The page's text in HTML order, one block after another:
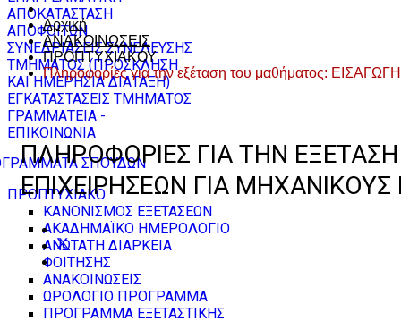
ΑΠΟΚΑΤΑΣΤΑΣΗ
ΑΠΟΦΟΙΤΩΝ
ΣΥΝΕΔΡΙΑΣΕΙΣ ΣΥΝΕΛΕΥΣΗΣ
ΤΜΗΜΑΤΟΣ (ΠΡΟΣΚΛΗΣΗ
ΚΑΙ ΗΜΕΡΗΣΙΑ ΔΙΑΤΑΞΗ)
ΕΓΚΑΤΑΣΤΑΣΕΙΣ ΤΜΗΜΑΤΟΣ
ΓΡΑΜΜΑΤΕΙΑ -
ΕΠΙΚΟΙΝΩΝΙΑ
ΣΠΟΥΔΩΝ
ΠΡΟΠΤΥΧΙΑΚΟ
ΚΑΝΟΝΙΣΜΟΣ ΕΞΕΤΑΣΕΩΝ
ΑΚΑΔΗΜΑΪΚΟ ΗΜΕΡΟΛΟΓΙΟ
ΑΝΩΤΑΤΗ ΔΙΑΡΚΕΙΑ
ΦΟΙΤΗΣΗΣ
ΑΝΑΚΟΙΝΩΣΕΙΣ
ΩΡΟΛΟΓΙΟ ΠΡΟΓΡΑΜΜΑ
ΠΡΟΓΡΑΜΜΑ ΕΞΕΤΑΣΤΙΚΗΣ
Αρχική
ΑΝΑΚΟΙΝΩΣΕΙΣ
ΠΡΟΠΤΥΧΙΑΚΟΥ
Πληροφορίες για την εξέταση του μαθήματος:
ΠΛΗΡΟΦΟΡΊΕΣ ΓΙΑ ΤΗΝ
ΕΠΙΧΕΙΡΗΣΕΩΝ ΓΙΑ